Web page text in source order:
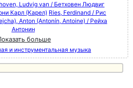
Ludvig van / Бетховен Людвиг
Карл (Карел) Ries, Ferdinand / Рис
Anton (Antonín, Antoine) / Рейха
Антонин
больше
и инструментальная музыка